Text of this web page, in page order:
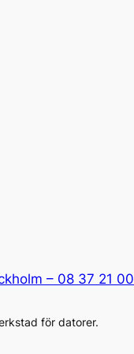
– 08 37 21 00
för datorer.